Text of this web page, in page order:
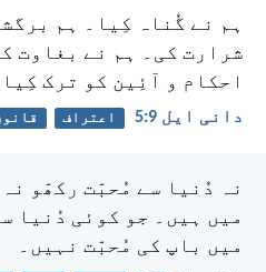
ہم نے گُناہ کِیا۔ ہم
شرارت کی۔ ہم نے بغاوت
احکام و آئِین کو ترک
دانی ایل 9:‏5 اعتراف
نہ دُنیا سے مُحبّت رکھّو
میں ہیں۔ جو کوئی دُنیا
میں باپ کی مُحبّت نہیں۔